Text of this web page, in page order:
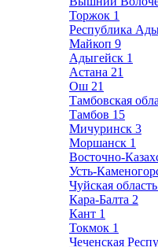
Торжок 1
Республика
Майкоп 9
Адыгейск 1
Астана 21
Ош 21
Тамбовская
Тамбов 15
Мичуринск 3
Моршанск 1
Восточно-
Усть-
Чуйская область
Кара-Балта 2
Кант 1
Токмок 1
Чеченская